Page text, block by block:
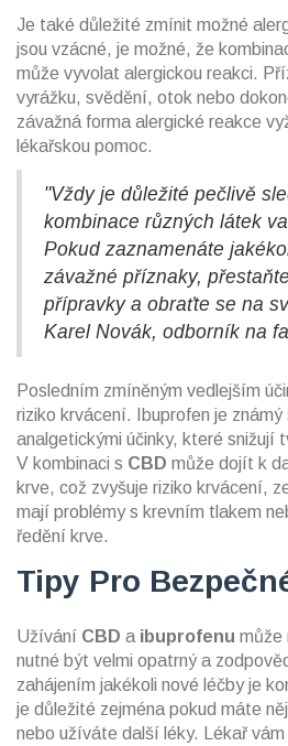
Je také důležité zmínit možné
jsou vzácné, je možné, že
může vyvolat alergickou reakci.
vyrážku, svědění, otok nebo
závažná forma alergické reakce
lékařskou pomoc.
"Vždy je důležité pečlivě
kombinace různých látek
Pokud zaznamenáte
závažné příznaky,
přípravky a obraťte se na
Karel Novák, odborník na
Posledním zmíněným vedlejším
riziko krvácení. Ibuprofen je
analgetickými účinky, které snižují
V kombinaci s CBD může dojít k
krve, což zvyšuje riziko krvácení,
mají problémy s krevním tlakem
ředění krve.
Tipy Pro
Užívání CBD a ibuprofenu může
nutné být velmi opatrný a
zahájením jakékoli nové léčby je
je důležité zejména pokud máte
nebo užíváte další léky. Lékař